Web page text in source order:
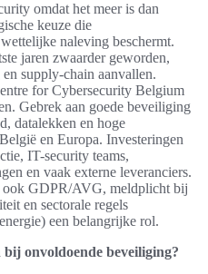
omdat het meer is dan
keuze die
naleving beschermt.
jaren zwaarder geworden,
supply-chain aanvallen.
for Cybersecurity Belgium
Gebrek aan goede beveiliging
datalekken en hoge
en Europa. Investeringen
IT-security teams,
en vaak externe leveranciers.
ook GDPR/AVG, meldplicht bij
en sectorale regels
een belangrijke rol.
onvoldoende beveiliging?